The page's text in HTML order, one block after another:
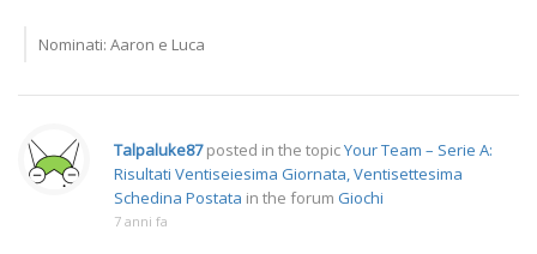
Nominati: Aaron e Luca
Talpaluke87posted in the topicYour Team – Serie A:
Risultati Ventiseiesima Giornata, Ventisettesima
Schedina Postata in the forum Giochi
7 anni fa